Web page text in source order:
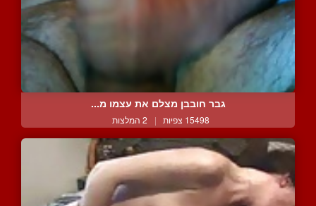
גבר חובבן מצלם את עצמו מ...
15498 צפיות | 2 המלצות